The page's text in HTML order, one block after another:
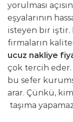
yorulması
eşyalarının
isteyen bir iştir.
firmaların
ucuz nakliye
çok tercih eder.
bu sefer
arar. Çünkü,
taşıma